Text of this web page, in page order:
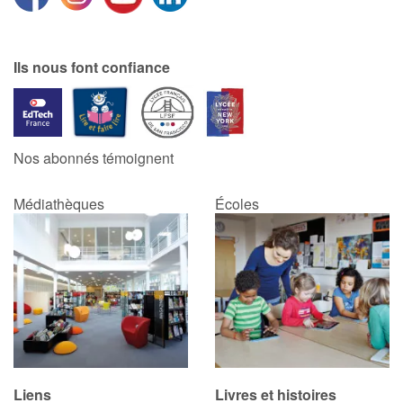
Ils nous font confiance
Nos abonnés témoignent
Médiathèques Écoles
Liens
Livres et histoires